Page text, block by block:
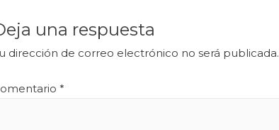
una respuesta
dirección de correo electrónico no será publicada.
*